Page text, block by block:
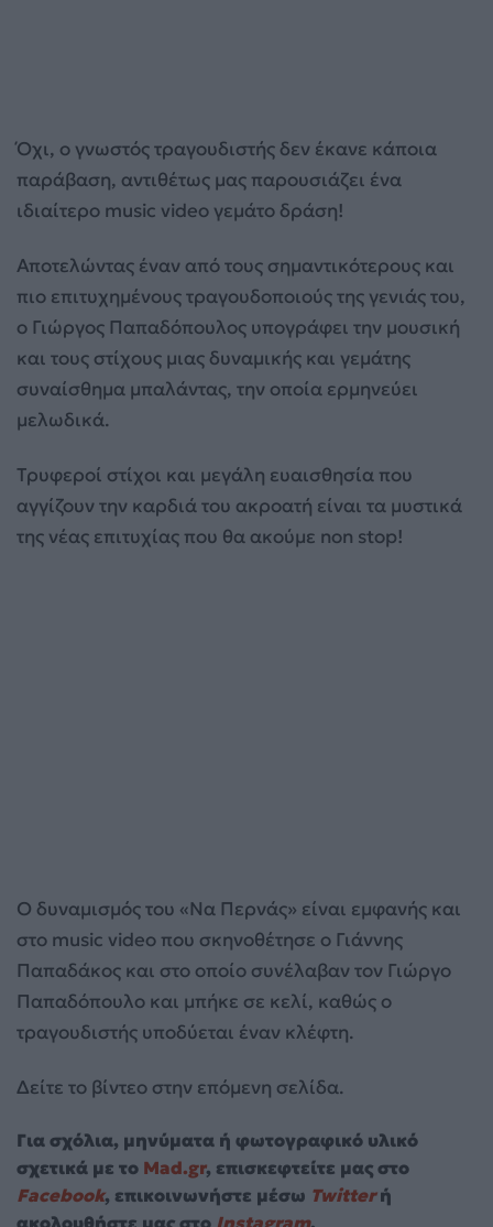
Όχι, ο γνωστός τραγουδιστής δεν έκανε κάποια
παράβαση, αντιθέτως μας παρουσιάζει ένα
ιδιαίτερο music video γεμάτο δράση!
Αποτελώντας έναν από τους σημαντικότερους και
πιο επιτυχημένους τραγουδοποιούς της γενιάς του,
ο Γιώργος Παπαδόπουλος υπογράφει την μουσική
και τους στίχους μιας δυναμικής και γεμάτης
συναίσθημα μπαλάντας, την οποία ερμηνεύει
μελωδικά.
Τρυφεροί στίχοι και μεγάλη ευαισθησία που
αγγίζουν την καρδιά του ακροατή είναι τα μυστικά
της νέας επιτυχίας που θα ακούμε non stop!
Ο δυναμισμός του «Να Περνάς» είναι εμφανής και
στο music video που σκηνοθέτησε ο Γιάννης
Παπαδάκος και στο οποίο συνέλαβαν τον Γιώργο
Παπαδόπουλο και μπήκε σε κελί, καθώς ο
τραγουδιστής υποδύεται έναν κλέφτη.
Δείτε το βίντεο στην επόμενη σελίδα.
Για σχόλια, μηνύματα ή φωτογραφικό υλικό
σχετικά με το Mad.gr, επισκεφτείτε μας στο
Facebook, επικοινωνήστε μέσω Twitterή
ακολουθήστε μας στο Instagram.